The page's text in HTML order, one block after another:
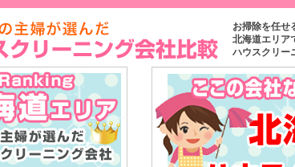
お掃除を任せ
北海道エリア
ハウスクリー